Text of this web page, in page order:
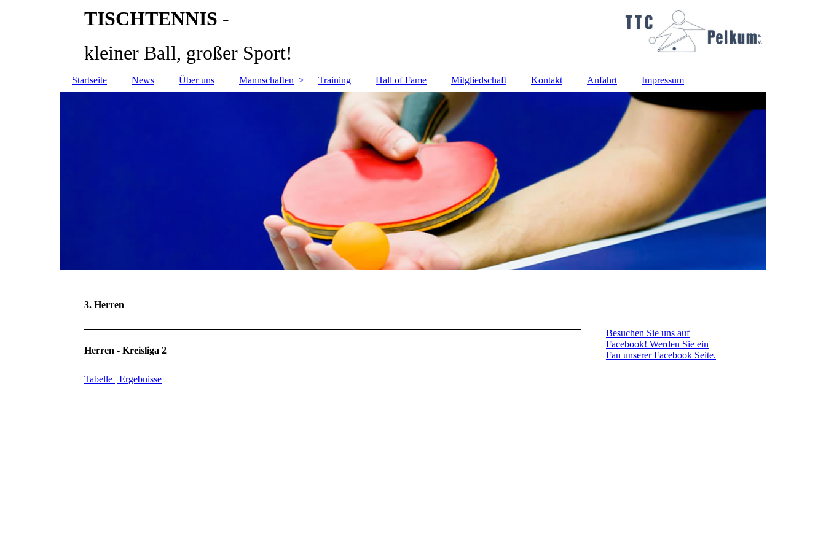
TISCHTENNIS -
kleiner Ball, großer Sport!
Startseite News Über uns Mannschaften Training Hall of Fame Mitgliedschaft Kontakt Anfahrt Impressum
3. Herren
Herren - Kreisliga 2
Tabelle | Ergebnisse
Besuchen Sie uns auf
Facebook! Werden Sie ein
Fan unserer Facebook Seite.